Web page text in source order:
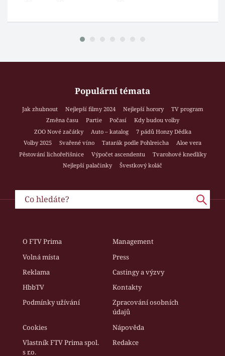
Populární témata
Jak zhubnout Nejlepší filmy 2024 Nejlepší horory
TV program
Změna času
Partie Počasí
Kdy budou volby
ZOO Nové začátky
Auto – katalog
7 pádů Honzy Dědka
Volby 2025
Svařené víno Tatarák podle Pohlreicha
Aloe vera
Pěstování lichořeřišnice
Výpočet ascendentu
Tvarohové knedlíky
Nejlepší palačinky
Švestkový koláč
O FTV Prima
Management
Volná místa
Press
Reklama
Castingy a výzvy
HbbTV
Kontakty
Podmínky užívání
Zpracování osobních
údajů
Cookies
Nápověda
Vlastník FTV Prima spol.
s r.o.
Redakce